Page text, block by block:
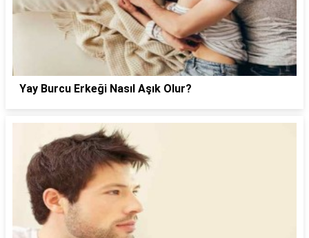
Yay Burcu Erkeği Nasıl Aşık Olur?